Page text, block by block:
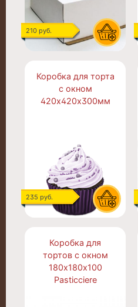
210 руб.
235 руб.
Коробка для торта
с окном
420х420х300мм
Коробка для
тортов с окном
180х180х100
Pasticciere